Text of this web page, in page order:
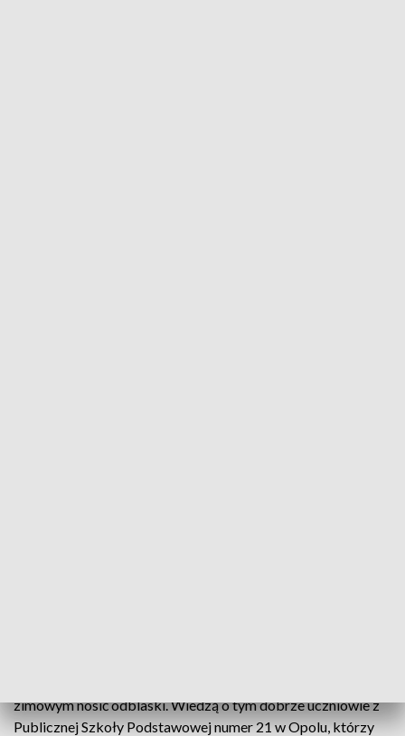
zimowym nosić odblaski. Wiedzą o tym dobrze uczniowie z
Publicznej Szkoły Podstawowej numer 21 w Opolu, którzy